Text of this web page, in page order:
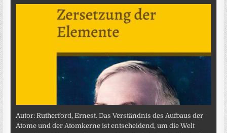
Autor: Rutherford, Ernest. Das Verständnis des Aufbaus der
Atome und der Atomkerne ist entscheidend, um die Welt